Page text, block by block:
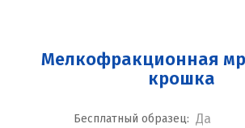
Мелкофракционная
крошка
Бесплатный образец: Да